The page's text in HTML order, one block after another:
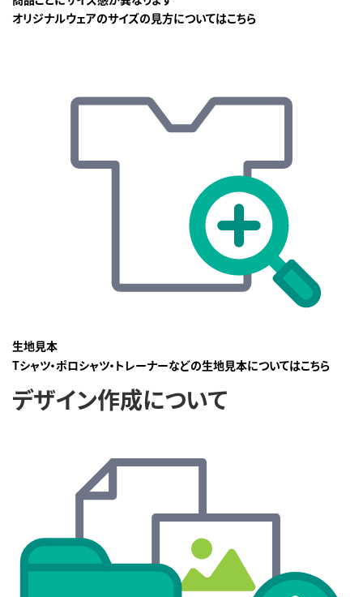
オリジナルウェアのサイズの見方についてはこちら
生地見本
Tシャツ・ポロシャツ・トレーナーなどの生地見本についてはこちら
デザイン作成について